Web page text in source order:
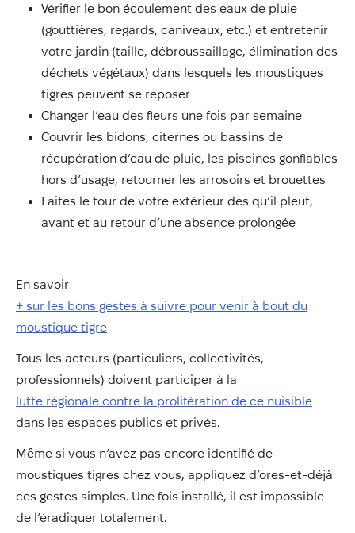
Vérifier le bon écoulement des eaux de pluie
(gouttières, regards, caniveaux, etc.) et entretenir
votre jardin (taille, débroussaillage, élimination des
déchets végétaux) dans lesquels les moustiques
tigres peuvent se reposer
Changer l’eau des fleurs une fois par semaine
Couvrir les bidons, citernes ou bassins de
récupération d’eau de pluie, les piscines gonflables
hors d’usage, retourner les arrosoirs et brouettes
Faites le tour de votre extérieur dès qu’il pleut,
avant et au retour d’une absence prolongée
En savoir
+ sur les bons gestes à suivre pour venir à bout du
moustique tigre
Tous les acteurs (particuliers, collectivités,
professionnels) doivent participer à la
lutte régionale contre la prolifération de ce nuisible
dans les espaces publics et privés.
Même si vous n’avez pas encore identifié de
moustiques tigres chez vous, appliquez d’ores-et-déjà
ces gestes simples. Une fois installé, il est impossible
de l’éradiquer totalement.